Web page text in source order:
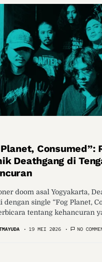
Planet, Consumed”:
Deathgang di
doom asal Yogyakarta,
dengan single “Fog Planet,
tentang kehancuran
19 MEI 2026 NO